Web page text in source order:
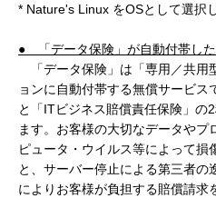
* Nature's Linux をOSとして選択
● 「データ保険」が自動付帯し
「データ保険」は「専用／共用
ョンに自動付帯する無償サービス
と「ITビジネス賠償責任保険」の
ます。お客様の大切なデータやプ
ピュータ・ウイルス等によって損
と、サーバー停止による第三者
によりお客様が負担する賠償請求